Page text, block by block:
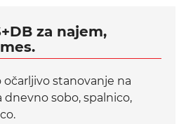
za najem,
stanovanje na
dnevno sobo, spalnico,